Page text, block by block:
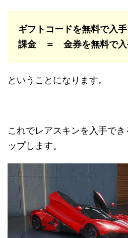
ギフトコードを無料で
課金 ＝ 金券を無料で入
ということになります。
これでレアスキンを入手で
ップします。